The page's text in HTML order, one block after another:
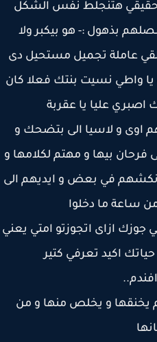
هتنجلط نفس الشكل
بذهول :- هو بيكبر ولا
عاملة تجميل مستحيل دى
واطي نسيت بنتك فعلا كان
عليا يا عقربة
و لاسيا الى بتضحك و
بيها و مهتم لكلامها و
في بعض و ايديهم الى
ما دخلوا
ازاى اتجوزتو امتي يعني
اكيد تعرفي كتير
و يخلص منها و من